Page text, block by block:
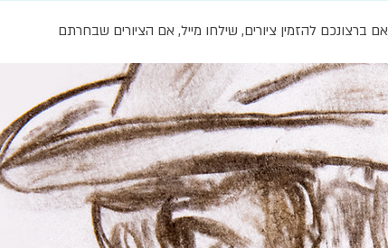
אם ברצונכם להזמין ציורים, שילחו מייל, אם הציורים שבחרתם